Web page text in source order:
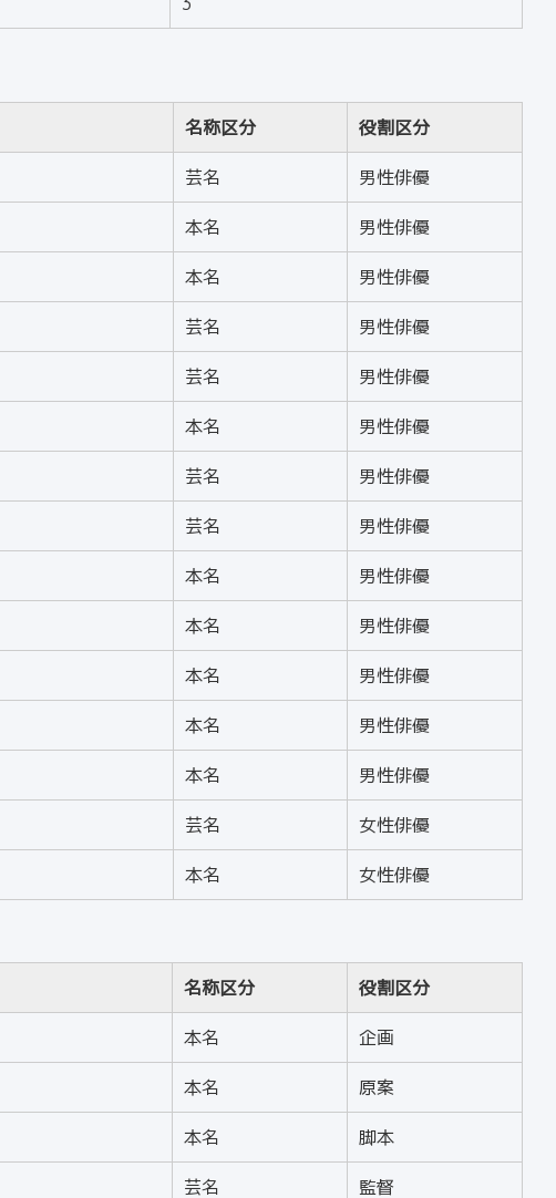
名称区分 役割区分
芸名 男性俳優
本名 男性俳優
本名 男性俳優
芸名 男性俳優
芸名 男性俳優
本名 男性俳優
芸名 男性俳優
芸名 男性俳優
本名 男性俳優
本名 男性俳優
本名 男性俳優
本名 男性俳優
本名 男性俳優
芸名 女性俳優
本名 女性俳優
名称区分 役割区分
本名 企画
本名 原案
本名 脚本
芸名 監督